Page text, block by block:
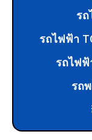
รถ
รถไฟฟ้า
รถไฟฟ้
รถ